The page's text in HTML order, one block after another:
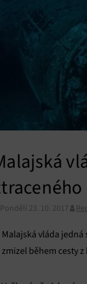
Pondělí 23. 10. 2017
Malajská vláda
zmizel během cesty